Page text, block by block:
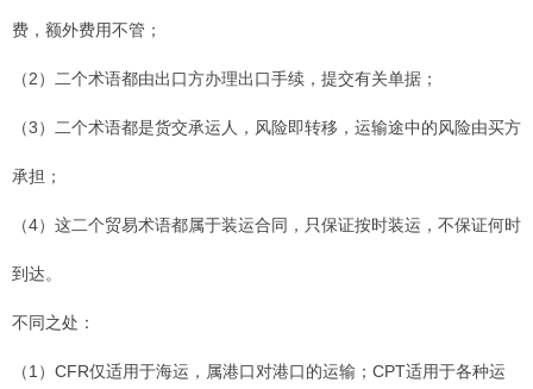
费，额外费用不管；
（2）二个术语都由出口方办理出口手续，提交有关单据；
（3）二个术语都是货交承运人，风险即转移，运输途中的风险由买方
承担；
（4）这二个贸易术语都属于装运合同，只保证按时装运，不保证何时
到达。
不同之处：
（1）CFR仅适用于海运，属港口对港口的运输；CPT适用于各种运